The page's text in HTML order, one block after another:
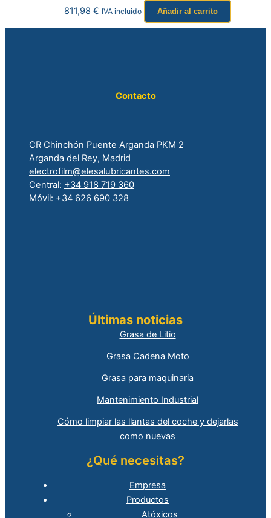
811,98 € IVA incluido Añadir al carrito
Contacto
CR Chinchón Puente Arganda PKM 2
Arganda del Rey, Madrid
electrofilm@elesalubricantes.com
Central: +34 918 719 360
Móvil: +34 626 690 328
Últimas noticias
Grasa de Litio
Grasa Cadena Moto
Grasa para maquinaria
Mantenimiento Industrial
Cómo limpiar las llantas del coche y dejarlas
como nuevas
¿Qué necesitas?
Empresa
Productos
Atóxicos